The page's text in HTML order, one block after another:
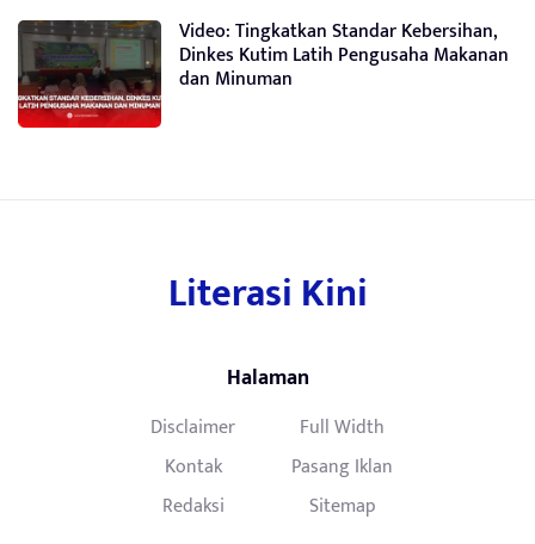
Video: Tingkatkan Standar Kebersihan,
Dinkes Kutim Latih Pengusaha Makanan
dan Minuman
Literasi Kini
Halaman
Disclaimer
Full Width
Kontak
Pasang Iklan
Redaksi
Sitemap